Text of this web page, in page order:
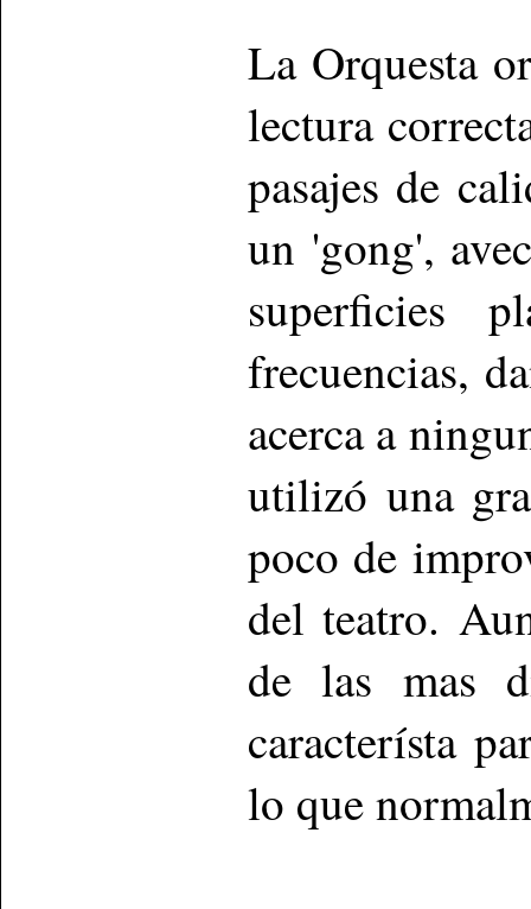
La Orquesta
lectura
pasajes de
un 'gong',
superficies
frecuencias,
acerca a
utilizó una
poco de
del teatro.
de las mas
característa
lo que